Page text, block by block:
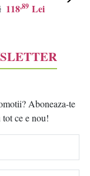
118,89 Lei
Aboneaza-te
ce e nou!